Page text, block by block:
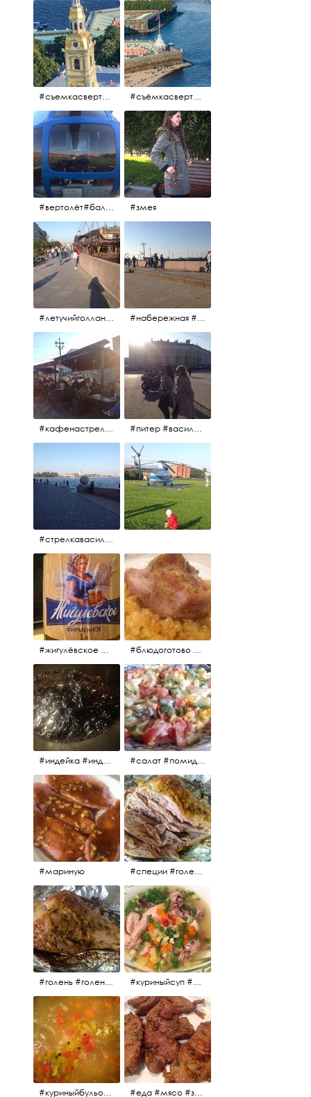
#съемкасвертолета #вертолёт #съёмкасвертолёта #петропавловскаякрепость #заячийостров #санктпетербург #съёмкасвертолёта #питер #петропавловскаякрепость #нева #осень2017
#вертолёт#балтийскиеавиалинии #петропавловскаякрепость #заячийостров #полётынадпитером #полётынадгородом #полёты #змея
#летучийголландец #набережнаяневы #набережная #людигуляют #биржевоймост
#кафенастрелкевасильевскогоострова #байкеры #питер #васильевскийостров #байкеры #иностранцы
#стрелкавасильевскогоострова #нева #река
#жигулёвское #пиво #свежеепиво #beer #напиток #блюдоготово #можнокушать #простолук #лук #индейкавфольге #мясоиндейки
#индейка #индейкавфольге #еда #мясоиндейки 🚀 #салат #помидоры #яйцо #огурцы #зелень #кинза #петрушка #укроп #сметана #соль #витамины
#мариную #специи #голень #голеньиндейки #индейка #мясо #еда #завтрак #голеньиндейкивфольге
#голень #голеньиндейки #голеньиндейкивфольге #индейка #завтрак #еда #мясо #куриныйсуп #еда #ужин #можнокушать
#куриныйбульон #лавровыйлист #помидоры #картофель #чеснок #лук #морковь #приправы #перецдушистый #курица #ужин #еда #сольповкусу #жёлтыйкарри #имбирь #кориандр #кокос #лимонныйсок #оливковоемасло #кумин #кайенскийперец #еда #мясо #завтрак #источниквдохновения #люблюготовить